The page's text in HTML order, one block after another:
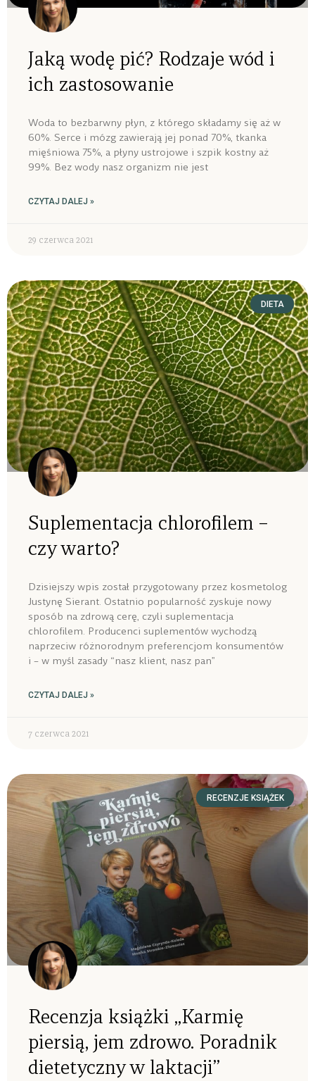
Jaką wodę pić? Rodzaje wód i
ich zastosowanie
Woda to bezbarwny płyn, z którego składamy się aż w
60%. Serce i mózg zawierają jej ponad 70%, tkanka
mięśniowa 75%, a płyny ustrojowe i szpik kostny aż
99%. Bez wody nasz organizm nie jest
CZYTAJ DALEJ »
29 czerwca 2021
DIETA
Suplementacja chlorofilem –
czy warto?
Dzisiejszy wpis został przygotowany przez kosmetolog
Justynę Sierant. Ostatnio popularność zyskuje nowy
sposób na zdrową cerę, czyli suplementacja
chlorofilem. Producenci suplementów wychodzą
naprzeciw różnorodnym preferencjom konsumentów
i – w myśl zasady “nasz klient, nasz pan”
CZYTAJ DALEJ »
7 czerwca 2021
RECENZJE KSIĄŻEK
Recenzja książki „Karmię
piersią, jem zdrowo. Poradnik
dietetyczny w laktacji”